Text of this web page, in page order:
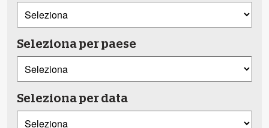
Seleziona per paese
Seleziona per data